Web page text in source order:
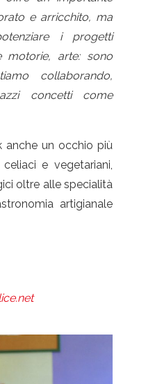
e arricchito, ma
i progetti
motorie, arte: sono
collaborando,
concetti come
anche un occhio più
e vegetariani,
oltre alle specialità
artigianale